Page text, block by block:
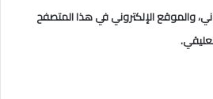
والموقع الإلكتروني في هذا المتصفح